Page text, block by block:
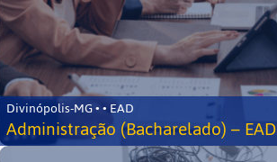
Divinópolis-MG • • EAD
Administração (Bacharelado) – EAD